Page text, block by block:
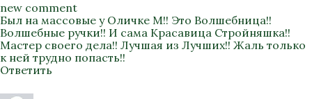
new comment
Был на массовые у Оличке М!! Это Волшебница!!
Волшебные ручки!! И сама Красавица Стройняшка!!
Мастер своего дела!! Лучшая из Лучших!! Жаль только
к ней трудно попасть!!
Ответить